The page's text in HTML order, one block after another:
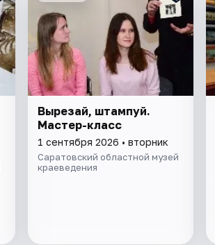
Вырезай, штампуй.
Мастер-класс
1 сентября 2026 • вторник
Саратовский областной музей
краеведения